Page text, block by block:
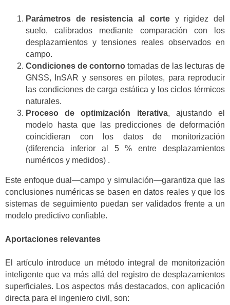
Parámetros de resistencia al cortey rigidez del
suelo, calibrados mediante comparación con los
desplazamientos y tensiones reales observados en
campo.
Condiciones de contorno tomadas de las lecturas de
GNSS, InSAR y sensores en pilotes, para reproducir
las condiciones de carga estática y los ciclos térmicos
naturales.
Proceso de optimización iterativa, ajustando el
modelo hasta que las predicciones de deformación
coincidieran con los datos de monitorización
(diferencia inferior al 5 % entre desplazamientos
numéricos y medidos) .
Este enfoque dual—campo y simulación—garantiza que las
conclusiones numéricas se basen en datos reales y que los
sistemas de seguimiento puedan ser validados frente a un
modelo predictivo confiable.
Aportaciones relevantes
El artículo introduce un método integral de monitorización
inteligente que va más allá del registro de desplazamientos
superficiales. Los aspectos más destacados, con aplicación
directa para el ingeniero civil, son: